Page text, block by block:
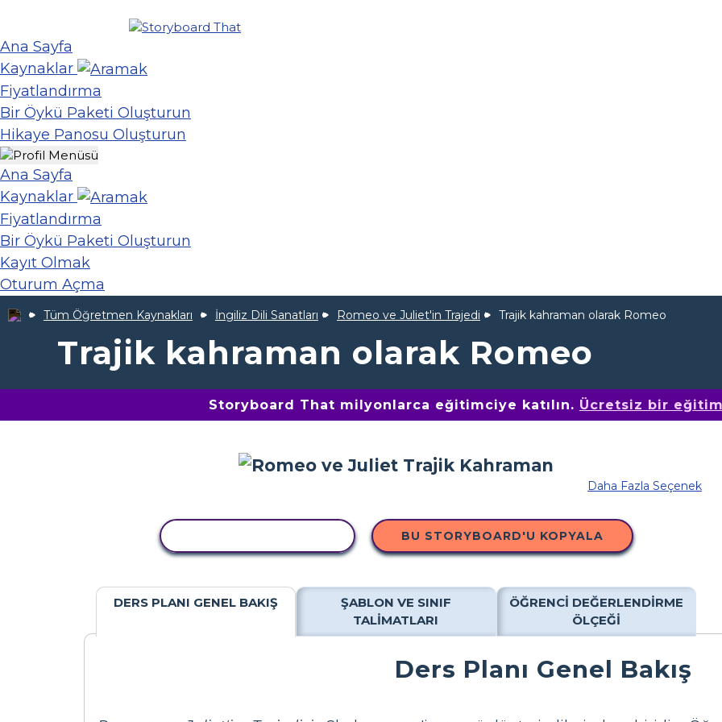
Ana Sayfa
Kaynaklar
Fiyatlandırma
Bir Öykü Paketi Oluşturun
Hikaye Panosu Oluşturun
Ana Sayfa
Kaynaklar
Fiyatlandırma
Bir Öykü Paketi Oluşturun
Kayıt Olmak
Oturum Açma
Tüm Öğretmen Kaynakları İngiliz Dili Sanatları Romeo ve Juliet'in Trajedi Trajik kahraman olarak Romeo
Trajik kahraman olarak Romeo
Storyboard That milyonlarca eğitimciye katılın. Ücretsiz bir
Daha Fazla Seçenek
BU STORYBOARD'U KOPYALA
DERS PLANI GENEL BAKIŞ
ŞABLON VE SINIF
TALIMATLARI
ÖĞRENCI DEĞERLENDIRME
ÖLÇEĞI
Ders Planı Genel Bakış